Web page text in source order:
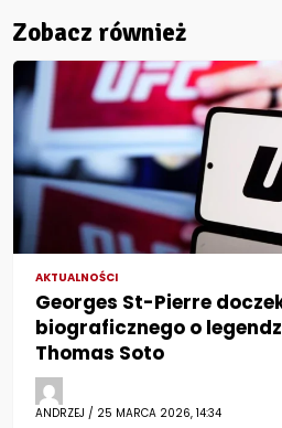
Zobacz również
AKTUALNOŚCI
Georges St-Pierre
biograficznego o
Thomas Soto
ANDRZEJ / 25 MARCA 2026, 14:34